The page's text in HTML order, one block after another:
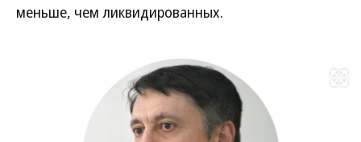
меньше, чем ликвидированных.